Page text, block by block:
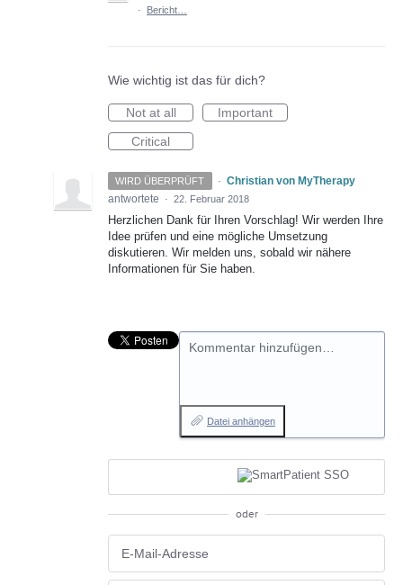
·
Bericht…
Wie wichtig ist das für dich?
Not at all
Important
Critical
WIRD ÜBERPRÜFT · Christian von MyTherapy
antwortete
· 22. Februar 2018
Herzlichen Dank für Ihren Vorschlag! Wir werden Ihre
Idee prüfen und eine mögliche Umsetzung
diskutieren. Wir melden uns, sobald wir nähere
Informationen für Sie haben.
Kommentar hinzufügen…
Datei anhängen
oder